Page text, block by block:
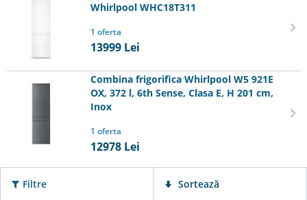
Whirlpool WHC18T311
1 oferta
13999 Lei
Combina frigorifica Whirlpool W5 921E
OX, 372 l, 6th Sense, Clasa E, H 201 cm,
Inox
1 oferta
12978 Lei
Filtre Sortează